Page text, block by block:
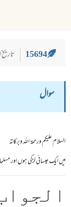
15694 تاریخ
سوال
السلام عليكم ورحمة الله وبركاته
میں ایک عیسائی لڑکی ہوں اور